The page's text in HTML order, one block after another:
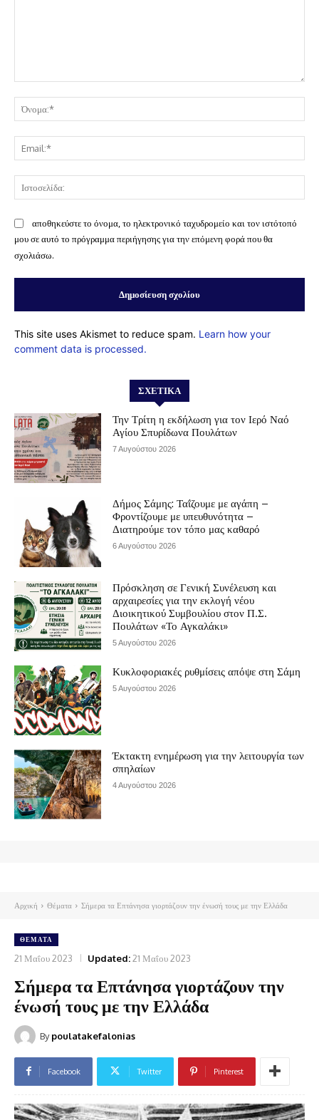
αποθηκεύστε το όνομα, το ηλεκτρονικό ταχυδρομείο και τον ιστότοπό
μου σε αυτό το πρόγραμμα περιήγησης για την επόμενη φορά που θα
σχολιάσω.
This site uses Akismet to reduce spam. Learn how your
comment data is processed.
ΣΧΕΤΙΚΆ
Την Τρίτη η εκδήλωση για τον Ιερό Ναό
Αγίου Σπυρίδωνα Πουλάτων
7 Αυγούστου 2026
Δήμος Σάμης: Ταΐζουμε με αγάπη –
Φροντίζουμε με υπευθυνότητα –
Διατηρούμε τον τόπο μας καθαρό
6 Αυγούστου 2026
Πρόσκληση σε Γενική Συνέλευση και
αρχαιρεσίες για την εκλογή νέου
Διοικητικού Συμβουλίου στον Π.Σ.
Πουλάτων «Το Αγκαλάκι»
5 Αυγούστου 2026
Κυκλοφοριακές ρυθμίσεις απόψε στη Σάμη
5 Αυγούστου 2026
Έκτακτη ενημέρωση για την λειτουργία των
σπηλαίων
4 Αυγούστου 2026